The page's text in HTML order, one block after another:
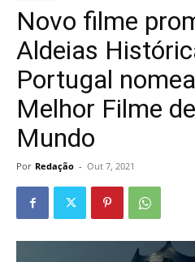
Novo filme
Aldeias
Portugal
Melhor Filme
Mundo
Por Redação - Out 7, 2021